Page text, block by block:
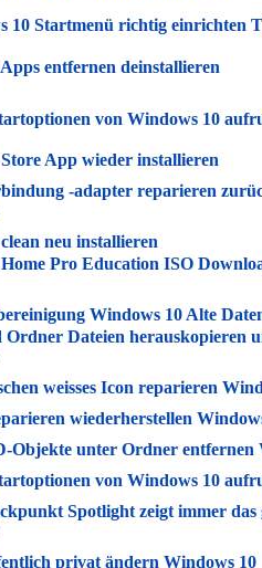
10 Startmenü richtig einrichten
entfernen deinstallieren
von Windows 10
App wieder installieren
-adapter reparieren
neu installieren
Pro Education ISO
Windows 10 Alte
Ordner Dateien herauskopieren
weisses Icon reparieren
wiederherstellen
Objekte unter Ordner entfernen
von Windows 10
Spotlight zeigt immer das
privat ändern Windows 10